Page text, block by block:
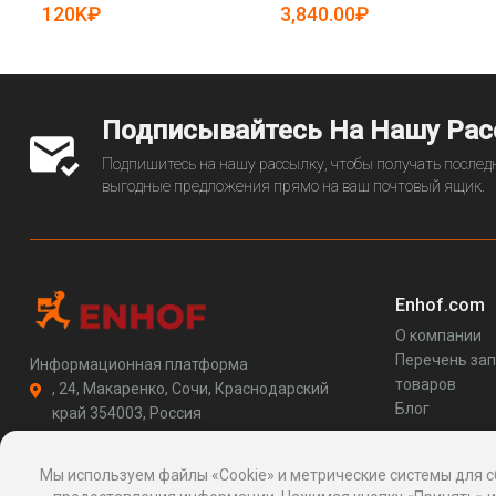
120K₽ 3,840.00₽
Подписывайтесь На Нашу
Подпишитесь на нашу рассылку, чтобы получать
выгодные предложения прямо на ваш почтовый ящик.
Информационная платформа
, 24, Макаренко, Сочи, Краснодарский
край 354003, Россия
http://enhof.com
Enhof.com
О компании
Перечень
товаров
Блог
Мы используем файлы «Cookie» и метрические системы для